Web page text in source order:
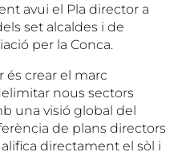
avui el Pla director a
set alcaldes i de
per la Conca.
és crear el marc
nous sectors
una visió global del
de plans directors
directament el sòl i